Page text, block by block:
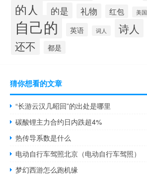
的人 的是 礼物 红包 美国
自己的 英语 词人 诗人
还不 都是
猜你想看的文章
“长游云汉几昭回”的出处是哪里
碳酸锂主力合约日内跌超4%
热传导系数是什么
电动自行车驾照北京（电动自行车驾照）
梦幻西游怎么跑机缘